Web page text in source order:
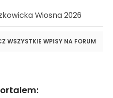
Wiosna 2026
WSZYSTKIE WPISY NA FORUM